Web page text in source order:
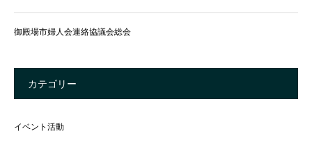
御殿場市婦人会連絡協議会総会
カテゴリー
イベント活動